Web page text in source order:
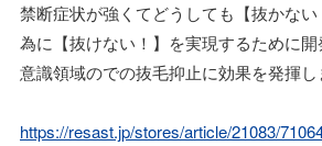
禁断症状が強くてどうしても【抜かな
為に【抜けない！】を実現するために
意識領域のでの抜毛抑止に効果を発揮し
https://resast.jp/stores/article/21083/